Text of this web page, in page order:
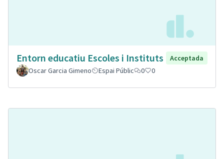
Entorn educatiu Escoles i Instituts
Acceptada
Oscar Garcia Gimeno
Espai Públic 0 0